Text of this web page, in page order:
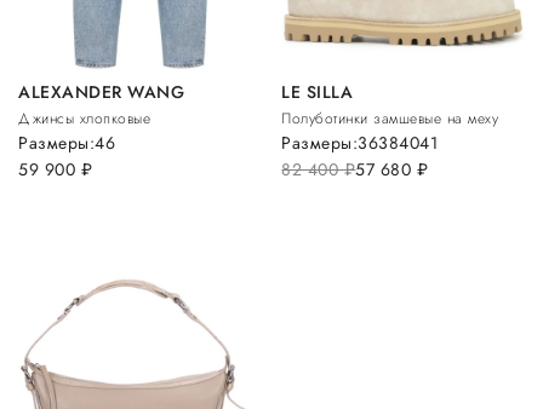
ALEXANDER WANG
Джинсы хлопковые
59 900 руб.
Размеры:46
LE SILLA
Полуботинки замшевые на меху
82 400руб.57 680 руб.
Размеры:36384041